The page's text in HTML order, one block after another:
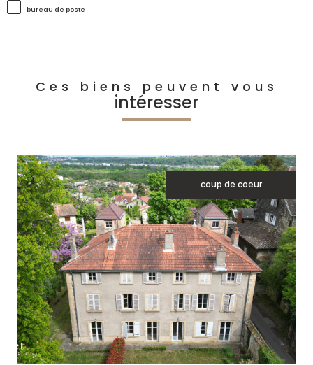
bureau de poste
Ces biens peuvent vous
intéresser
coup de coeur
voir le bien